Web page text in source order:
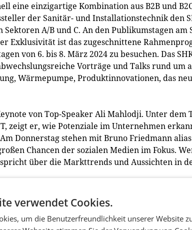
eine einzigartige Kombination aus B2B und
der Sanitär- und Installationstechnik den
A/B und C. An den Publikumstagen am
Exklusivität ist das zugeschnittene
von 6. bis 8. März 2024 zu besuchen. Das
Vorträge und Talks rund um
Wärmepumpe, Produktinnovationen, das
von Top-Speaker Ali Mahlodji. Unter dem
zeigt er, wie Potenziale im Unternehmen
Donnerstag stehen mit Bruno Friedmann alias
Chancen der sozialen Medien im Fokus.
über die Markttrends und Aussichten in
der SHK-Branche spielt der
energieeffiziente Bauweisen und Sanierung
verwendet Cookies.
um die Benutzerfreundlichkeit unserer Website